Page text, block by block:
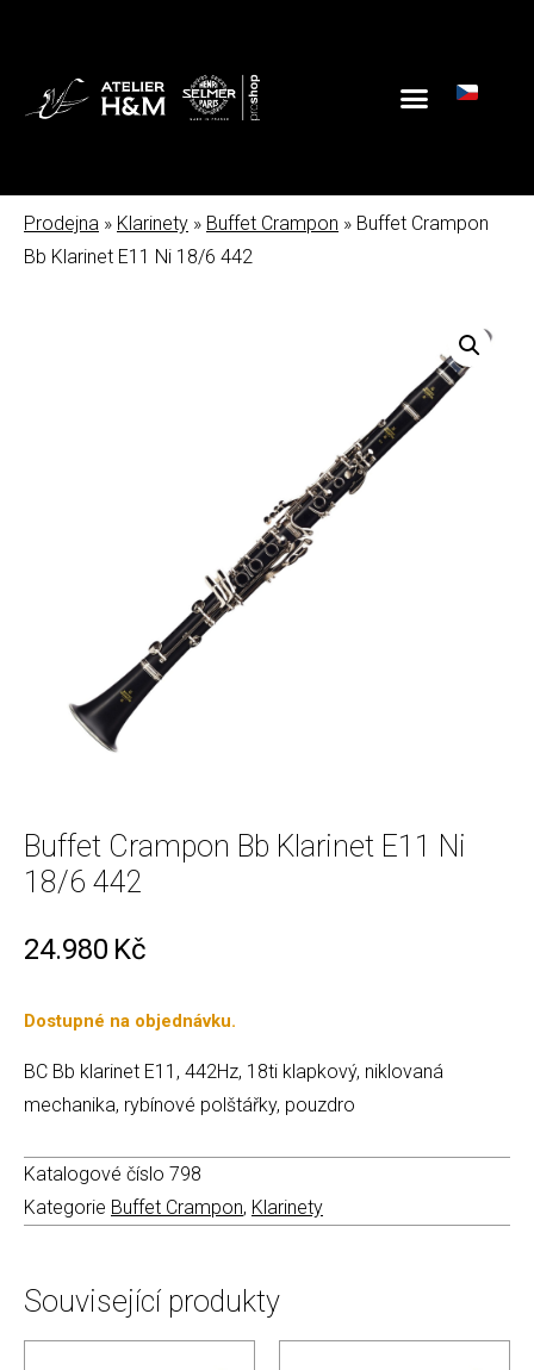
Prodejna » Klarinety » Buffet Crampon » Buffet Crampon
Bb Klarinet E11 Ni 18/6 442
Buffet Crampon Bb Klarinet E11 Ni
18/6 442
24.980 Kč
Dostupné na objednávku.
BC Bb klarinet E11, 442Hz, 18ti klapkový, niklovaná
mechanika, rybínové polštářky, pouzdro
Katalogové číslo 798
Kategorie Buffet Crampon, Klarinety
Související produkty